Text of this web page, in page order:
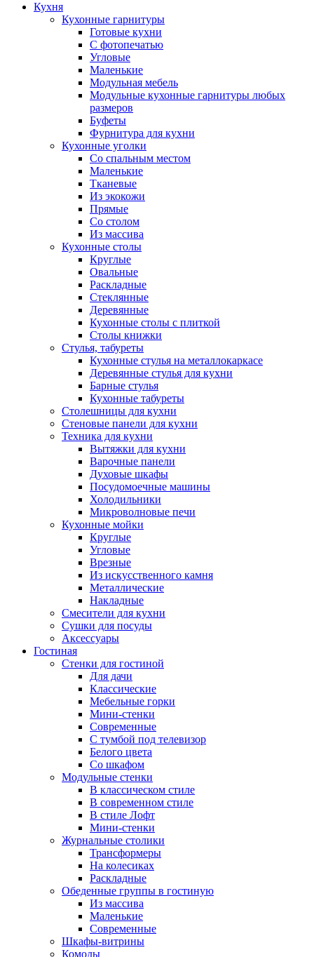
Кухня
Кухонные гарнитуры
Готовые кухни
С фотопечатью
Угловые
Маленькие
Модульная мебель
Модульные кухонные гарнитуры любых
размеров
Буфеты
Фурнитура для кухни
Кухонные уголки
Со спальным местом
Маленькие
Тканевые
Из экокожи
Прямые
Со столом
Из массива
Кухонные столы
Круглые
Овальные
Раскладные
Стеклянные
Деревянные
Кухонные столы с плиткой
Столы книжки
Стулья, табуреты
Кухонные стулья на металлокаркасе
Деревянные стулья для кухни
Барные стулья
Кухонные табуреты
Столешницы для кухни
Стеновые панели для кухни
Техника для кухни
Вытяжки для кухни
Варочные панели
Духовые шкафы
Посудомоечные машины
Холодильники
Микроволновые печи
Кухонные мойки
Круглые
Угловые
Врезные
Из искусственного камня
Металлические
Накладные
Смесители для кухни
Сушки для посуды
Аксессуары
Гостиная
Стенки для гостиной
Для дачи
Классические
Мебельные горки
Мини-стенки
Современные
С тумбой под телевизор
Белого цвета
Со шкафом
Модульные стенки
В классическом стиле
В современном стиле
В стиле Лофт
Мини-стенки
Журнальные столики
Трансформеры
На колесиках
Раскладные
Обеденные группы в гостиную
Из массива
Маленькие
Современные
Шкафы-витрины
Комоды